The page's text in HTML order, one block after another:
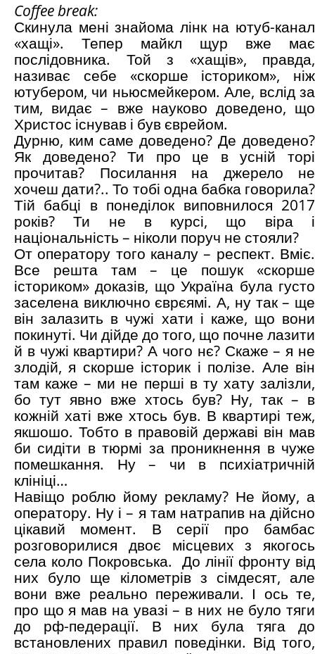
Coffee break:
Скинула мені знайома лінк на ютуб-канал
«хащі». Тепер майкл щур вже має
послідовника. Той з «хащів», правда,
називає себе «скорше істориком», ніж
ютубером, чи ньюсмейкером. Але, вслід за
тим, видає – вже науково доведено, що
Христос існував і був єврейом.
Дурню, ким саме доведено? Де доведено?
Як доведено? Ти про це в усній торі
прочитав? Посилання на джерело не
хочеш дати?.. То тобі одна бабка говорила?
Тій бабці в понеділок виповнилося 2017
років? Ти не в курсі, що віра і
національність – ніколи поруч не стояли?
От оператору того каналу – респект. Вміє.
Все решта там – це пошук «скорше
істориком» доказів, що Україна була густо
заселена виключно єврєямі. А, ну так – ще
він залазить в чужі хати і каже, що вони
покинуті. Чи дійде до того, що почне лазити
й в чужі квартири? А чого нє? Скаже – я не
злодій, я скорше історик і полізе. Але він
там каже – ми не перші в ту хату залізли,
бо тут явно вже хтось був? Ну, так – в
кожній хаті вже хтось був. В квартирі теж,
якшошо. Тобто в правовій державі він мав
би сидіти в тюрмі за проникнення в чуже
помешкання. Ну – чи в психіатричній
клініці…
Навіщо роблю йому рекламу? Не йому, а
оператору. Ну і – я там натрапив на дійсно
цікавий момент. В серії про бамбас
розговорилися двоє місцевих з якогось
села коло Покровська. До лінії фронту від
них було ще кілометрів з сімдесят, але
вони вже реально переживали. І ось те,
про що я мав на увазі – в них не було тяги
до рф-педерації. В них була тяга до
встановлених правил поведінки. Від того,